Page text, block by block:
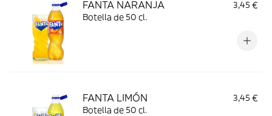
FANTA NARANJA
3,45 €
Botella de 50 cl.
FANTA LIMÓN
3,45 €
Botella de 50 cl.